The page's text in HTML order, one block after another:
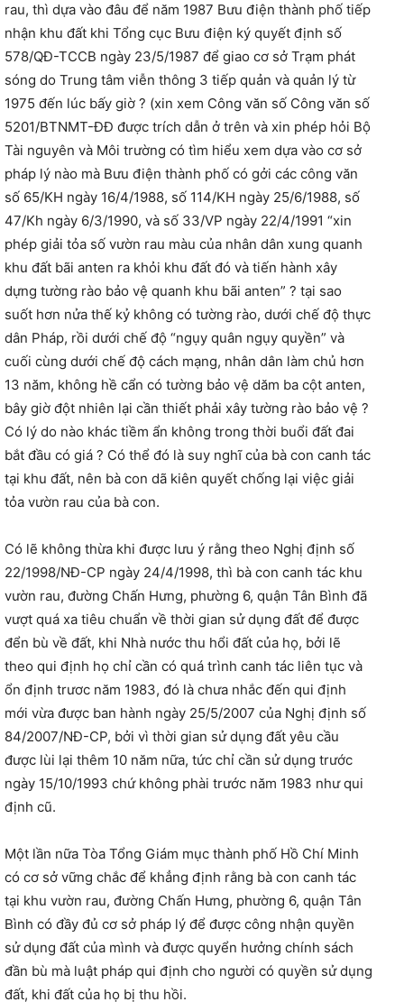
rau, thì dựa vào đâu để năm 1987 Bưu điện thành phố tiếp
nhận khu đất khi Tổng cục Bưu điện ký quyết định số
578/QĐ-TCCB ngày 23/5/1987 để giao cơ sở Trạm phát
sóng do Trung tâm viễn thông 3 tiếp quản và quản lý từ
1975 đến lúc bấy giờ ? (xin xem Công văn số Công văn số
5201/BTNMT-ĐĐ được trích dẫn ở trên và xin phép hỏi Bộ
Tài nguyên và Môi trường có tìm hiểu xem dựa vào cơ sở
pháp lý nào mà Bưu điện thành phố có gởi các công văn
số 65/KH ngày 16/4/1988, số 114/KH ngày 25/6/1988, số
47/Kh ngày 6/3/1990, và số 33/VP ngày 22/4/1991 “xin
phép giải tỏa số vườn rau màu của nhân dân xung quanh
khu đất bãi anten ra khỏi khu đất đó và tiến hành xây
dựng tường rào bảo vệ quanh khu bãi anten” ? tại sao
suốt hơn nửa thế kỷ không có tường rào, dưới chế độ thực
dân Pháp, rồi dưới chế độ “ngụy quân ngụy quyền” và
cuối cùng dưới chế độ cách mạng, nhân dân làm chủ hơn
13 năm, không hề cẩn có tường bảo vệ dăm ba cột anten,
bây giờ đột nhiên lại cần thiết phải xây tường rào bảo vệ ?
Có lý do nào khác tiềm ẩn không trong thời buổi đất đai
bắt đầu có giá ? Có thể đó là suy nghĩ của bà con canh tác
tại khu đất, nên bà con dã kiên quyết chống lại việc giải
tỏa vườn rau của bà con.
Có lẽ không thừa khi được lưu ý rằng theo Nghị định số
22/1998/NĐ-CP ngày 24/4/1998, thì bà con canh tác khu
vườn rau, đường Chấn Hưng, phường 6, quận Tân Bình đã
vượt quá xa tiêu chuẩn về thời gian sử dụng đất để được
đển bù về đất, khi Nhà nước thu hổi đất của họ, bởi lẽ
theo qui định họ chỉ cần có quá trình canh tác liên tục và
ổn định trươc năm 1983, đó là chưa nhắc đến qui định
mới vừa được ban hành ngày 25/5/2007 của Nghị định số
84/2007/NĐ-CP, bởi vì thời gian sử dụng đất yêu cầu
được lùi lại thêm 10 năm nữa, tức chỉ cần sử dụng trước
ngày 15/10/1993 chứ không phài trước năm 1983 như qui
định cũ.
Một lần nữa Tòa Tổng Giám mục thành phố Hồ Chí Minh
có cơ sở vững chắc để khẳng định rằng bà con canh tác
tại khu vườn rau, đường Chấn Hưng, phường 6, quận Tân
Bình có đầy đủ cơ sở pháp lý để được công nhận quyền
sử dụng đất của mình và được quyển hưởng chính sách
đần bù mà luật pháp qui định cho người có quyền sử dụng
đất, khi đất của họ bị thu hồi.